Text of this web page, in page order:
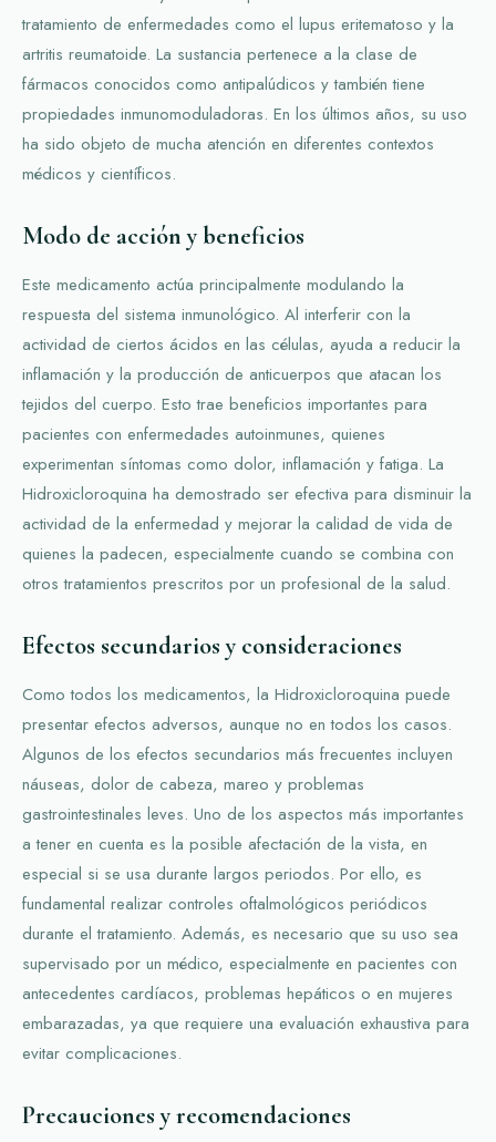
tratamiento de enfermedades como el lupus eritematoso y la
artritis reumatoide. La sustancia pertenece a la clase de
fármacos conocidos como antipalúdicos y también tiene
propiedades inmunomoduladoras. En los últimos años, su uso
ha sido objeto de mucha atención en diferentes contextos
médicos y científicos.
Modo de acción y beneficios
Este medicamento actúa principalmente modulando la
respuesta del sistema inmunológico. Al interferir con la
actividad de ciertos ácidos en las células, ayuda a reducir la
inflamación y la producción de anticuerpos que atacan los
tejidos del cuerpo. Esto trae beneficios importantes para
pacientes con enfermedades autoinmunes, quienes
experimentan síntomas como dolor, inflamación y fatiga. La
Hidroxicloroquina ha demostrado ser efectiva para disminuir la
actividad de la enfermedad y mejorar la calidad de vida de
quienes la padecen, especialmente cuando se combina con
otros tratamientos prescritos por un profesional de la salud.
Efectos secundarios y consideraciones
Como todos los medicamentos, la Hidroxicloroquina puede
presentar efectos adversos, aunque no en todos los casos.
Algunos de los efectos secundarios más frecuentes incluyen
náuseas, dolor de cabeza, mareo y problemas
gastrointestinales leves. Uno de los aspectos más importantes
a tener en cuenta es la posible afectación de la vista, en
especial si se usa durante largos periodos. Por ello, es
fundamental realizar controles oftalmológicos periódicos
durante el tratamiento. Además, es necesario que su uso sea
supervisado por un médico, especialmente en pacientes con
antecedentes cardíacos, problemas hepáticos o en mujeres
embarazadas, ya que requiere una evaluación exhaustiva para
evitar complicaciones.
Precauciones y recomendaciones